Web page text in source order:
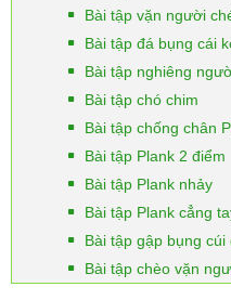
Bài tập vặn người
Bài tập đá bụng cái
Bài tập nghiêng
Bài tập chó chim
Bài tập chống chân
Bài tập Plank 2 điểm
Bài tập Plank nhảy
Bài tập Plank cẳng
Bài tập gập bụng cúi
Bài tập chèo vặn